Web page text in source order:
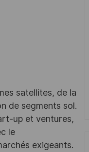
satellites, de la
de segments sol.
up et ventures,
le
exigeants.